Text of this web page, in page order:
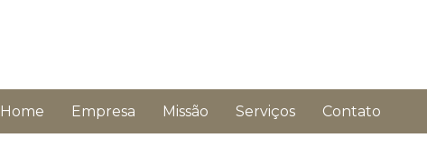
Home Empresa Missão Serviços Contato